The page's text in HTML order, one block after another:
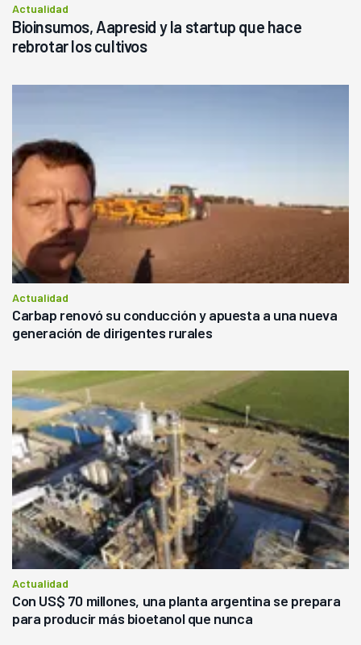
Actualidad
Bioinsumos, Aapresid y la startup que hace
rebrotar los cultivos
Actualidad
Carbap renovó su conducción y apuesta a una nueva
generación de dirigentes rurales
Actualidad
Con US$ 70 millones, una planta argentina se prepara
para producir más bioetanol que nunca